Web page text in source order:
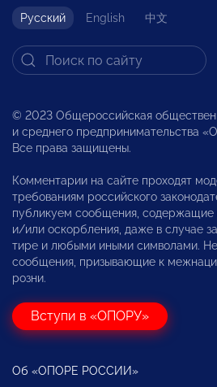
Русский English 中文
© 2023 Общероссийская
и среднего предпринимательства
Все права защищены.
Комментарии на сайте проходят
требованиям российского
публикуем сообщения, содержащие
и/или оскорбления, даже в случае
тире и любыми иными символами.
сообщения, призывающие к
розни.
Вступи в «ОПОРУ»
Об «ОПОРЕ РОССИИ»